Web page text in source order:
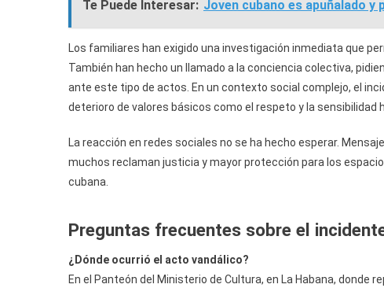
Te Puede Interesar: Joven cubano es apuñalado y
Los familiares han exigido una investigación inmediata que
También han hecho un llamado a la conciencia colectiva,
ante este tipo de actos. En un contexto social complejo, el
deterioro de valores básicos como el respeto y la sensibilidad
La reacción en redes sociales no se ha hecho esperar.
muchos reclaman justicia y mayor protección para los
cubana.
Preguntas frecuentes sobre el
¿Dónde ocurrió el acto vandálico?
En el Panteón del Ministerio de Cultura, en La Habana, donde